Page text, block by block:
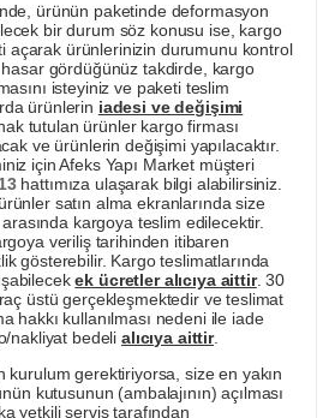
ürünün paketinde deformasyon
bir durum söz konusu ise, kargo
açarak ürünlerinizin durumunu kontrol
gördüğünüz takdirde, kargo
isteyiniz ve paketi teslim
ürünlerin iadesi ve değişimi
tutulan ürünler kargo firması
ve ürünlerin değişimi yapılacaktır.
için Afeks Yapı Market müşteri
hattımıza ulaşarak bilgi alabilirsiniz.
satın alma ekranlarında size
kargoya teslim edilecektir.
veriliş tarihinden itibaren
gösterebilir. Kargo teslimatlarında
ek ücretler alıcıya aittir. 30
üstü gerçekleşmektedir ve teslimat
hakkı kullanılması nedeni ile iade
nakliyat bedeli alıcıya aittir.
kurulum gerektiriyorsa, size en yakın
kutusunun (ambalajının) açılması
yetkili servis tarafından